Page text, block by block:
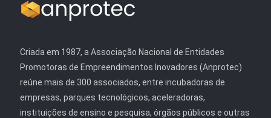
Criada em 1987, a Associação Nacional de Entidades
Promotoras de Empreendimentos Inovadores (Anprotec)
reúne mais de 300 associados, entre incubadoras de
empresas, parques tecnológicos, aceleradoras,
instituições de ensino e pesquisa, órgãos públicos e outras